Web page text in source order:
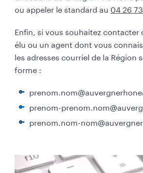
ou appeler le standard au 04 26
Enfin, si vous souhaitez
élu ou un agent dont vous
les adresses courriel de la Région
forme :
prenom-
prenom.nom-